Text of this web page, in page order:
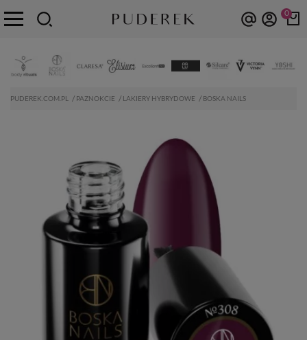
0
PUDEREK.COM.PL PAZNOKCIE LAKIERY HYBRYDOWE BOSKA NAILS